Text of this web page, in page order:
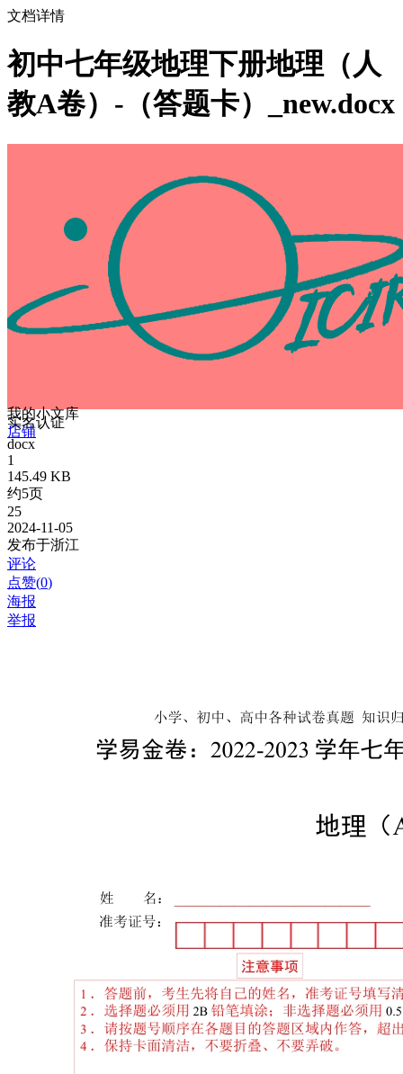
文档详情
初中七年级地理下册地理（人
教A卷）-（答题卡）_new.docx
我的小文库
实名认证
店铺
docx
1
145.49 KB
约5页
25
2024-11-05
发布于浙江
评论
点赞(0)
海报
举报